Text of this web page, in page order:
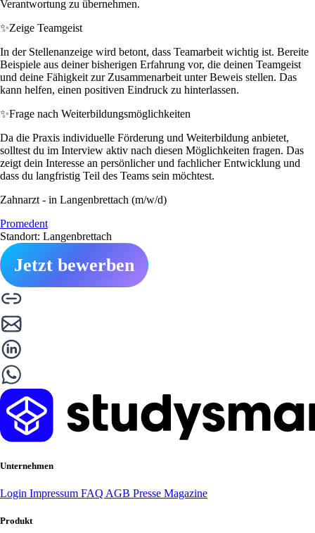
Verantwortung zu übernehmen.
✨Zeige Teamgeist
In der Stellenanzeige wird betont, dass Teamarbeit wichtig ist. Bereite
Beispiele aus deiner bisherigen Erfahrung vor, die deinen Teamgeist
und deine Fähigkeit zur Zusammenarbeit unter Beweis stellen. Das
kann helfen, einen positiven Eindruck zu hinterlassen.
✨Frage nach Weiterbildungsmöglichkeiten
Da die Praxis individuelle Förderung und Weiterbildung anbietet,
solltest du im Interview aktiv nach diesen Möglichkeiten fragen. Das
zeigt dein Interesse an persönlicher und fachlicher Entwicklung und
dass du langfristig Teil des Teams sein möchtest.
Zahnarzt - in Langenbrettach (m/w/d)
Promedent
Standort: Langenbrettach
Jetzt bewerben
Unternehmen
Login Impressum FAQ AGB Presse Magazine
Produkt